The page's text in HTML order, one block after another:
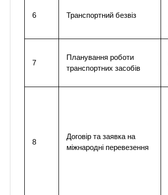
6 Транспортний безвіз
7
Планування роботи
транспортних засобів
8
Договір та заявка на
міжнародні перевезення